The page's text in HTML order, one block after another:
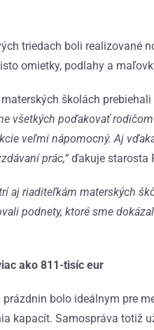
triedach boli realizované
omietky, podlahy a
školách
všetkých poďakovať
veľmi nápomocný. Aj
prác,“ďakuje starosta
aj riaditeľkám materských
podnety, ktoré sme
ako 811-tisíc eur
prázdnin bolo ideálnym pre
kapacít. Samospráva totiž